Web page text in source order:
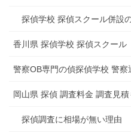
探偵学校 探偵スクール併設
香川県 探偵学校 探偵スクール
警察OB専門の偵探偵学校 警
岡山県 探偵 調査料金 調査見
探偵調査に相場が無い理由